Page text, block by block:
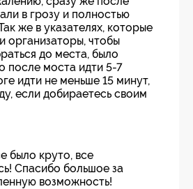
в грозу и полностью
же в указателях, которые
организаторы, чтобы
до места, было
после моста идти 5-7
идти не меньше 15 минут,
если добираетесь своим
было круто, все
Спасибо большое за
возможность!